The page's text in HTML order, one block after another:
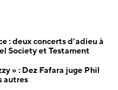
: deux concerts d’adieu à
Society et Testament
» : Dez Fafara juge Phil
autres